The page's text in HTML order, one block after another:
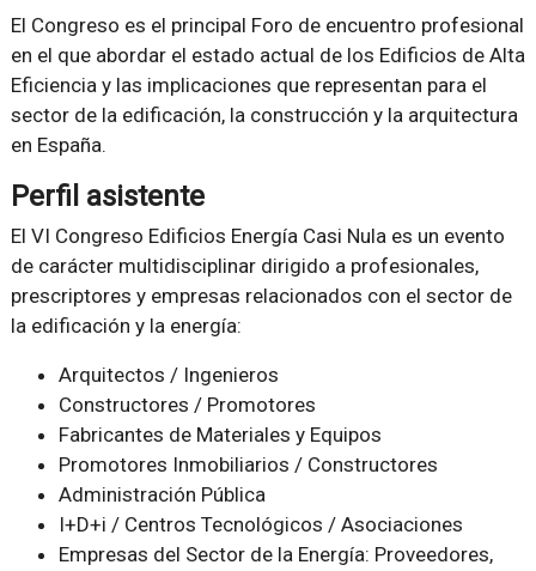
El Congreso es el principal Foro de encuentro profesional
en el que abordar el estado actual de los Edificios de Alta
Eficiencia y las implicaciones que representan para el
sector de la edificación, la construcción y la arquitectura
en España.
Perfil asistente
El VI Congreso Edificios Energía Casi Nula es un evento
de carácter multidisciplinar dirigido a profesionales,
prescriptores y empresas relacionados con el sector de
la edificación y la energía:
Arquitectos / Ingenieros
Constructores / Promotores
Fabricantes de Materiales y Equipos
Promotores Inmobiliarios / Constructores
Administración Pública
I+D+i / Centros Tecnológicos / Asociaciones
Empresas del Sector de la Energía: Proveedores,